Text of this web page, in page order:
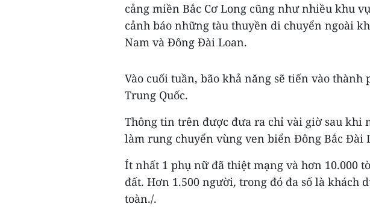
cảng miền Bắc Cơ Long cũng như nhiều khu
cảnh báo những tàu thuyền di chuyển ngoài
Nam và Đông Đài Loan.
Vào cuối tuần, bão khả năng sẽ tiến vào
Trung Quốc.
Thông tin trên được đưa ra chỉ vài giờ sau khi
làm rung chuyển vùng ven biển Đông Bắc Đài
Ít nhất 1 phụ nữ đã thiệt mạng và hơn 10.000
đất. Hơn 1.500 người, trong đó đa số là khách
toàn./.